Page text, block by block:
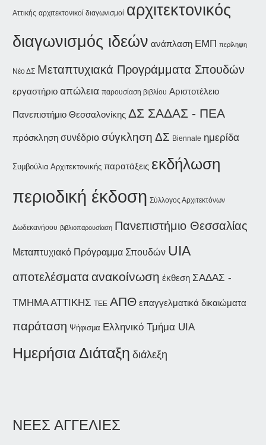
Αττικής αρχιτεκτονικοί διαγωνισμοί αρχιτεκτονικός
διαγωνισμός ιδεών ανάπλαση ΕΜΠ περίληψη
Νέο ΔΣ Μεταπτυχιακά Προγράμματα Σπουδών
εργαστήριο απώλεια παρουσίαση βιβλίου Αριστοτέλειο
Πανεπιστήμιο Θεσσαλονίκης ΔΣ ΣΑΔΑΣ - ΠΕΑ
πρόσκληση συνέδριο σύγκληση ΔΣ Biennale ημερίδα
Συμβούλια Αρχιτεκτονικής παρατάξεις εκδήλωση
περιοδική έκδοση Σύλλογος Αρχιτεκτόνων
Δωδεκανήσου βιβλιοπαρουσίαση Πανεπιστήμιο Θεσσαλίας
Μεταπτυχιακό Πρόγραμμα Σπουδών UIA
αποτελέσματα ανακοίνωση έκθεση ΣΑΔΑΣ -
ΤΜΗΜΑ ΑΤΤΙΚΗΣ ΤΕΕ ΑΠΘ επαγγελματικά δικαιώματα
παράταση Ψήφισμα Ελληνικό Τμήμα UIA
Ημερήσια Διάταξη διάλεξη
ΝΕΕΣ ΑΓΓΕΛΙΕΣ